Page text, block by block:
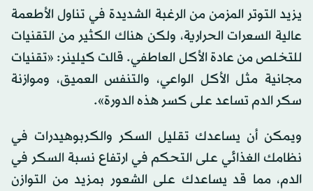
يزيد التوتر المزمن من الرغبة الشديدة في تناول الأطعمة
عالية السعرات الحرارية، ولكن هناك الكثير من التقنيات
للتخلص من عادة الأكل العاطفي. قالت كيلينر: «تقنيات
مجانية مثل الأكل الواعي، والتنفس العميق، وموازنة
سكر الدم تساعد على كسر هذه الدورة».
ويمكن أن يساعدك تقليل السكر والكربوهيدرات في
نظامك الغذائي على التحكم في ارتفاع نسبة السكر في
الدم، مما قد يساعدك على الشعور بمزيد من التوازن